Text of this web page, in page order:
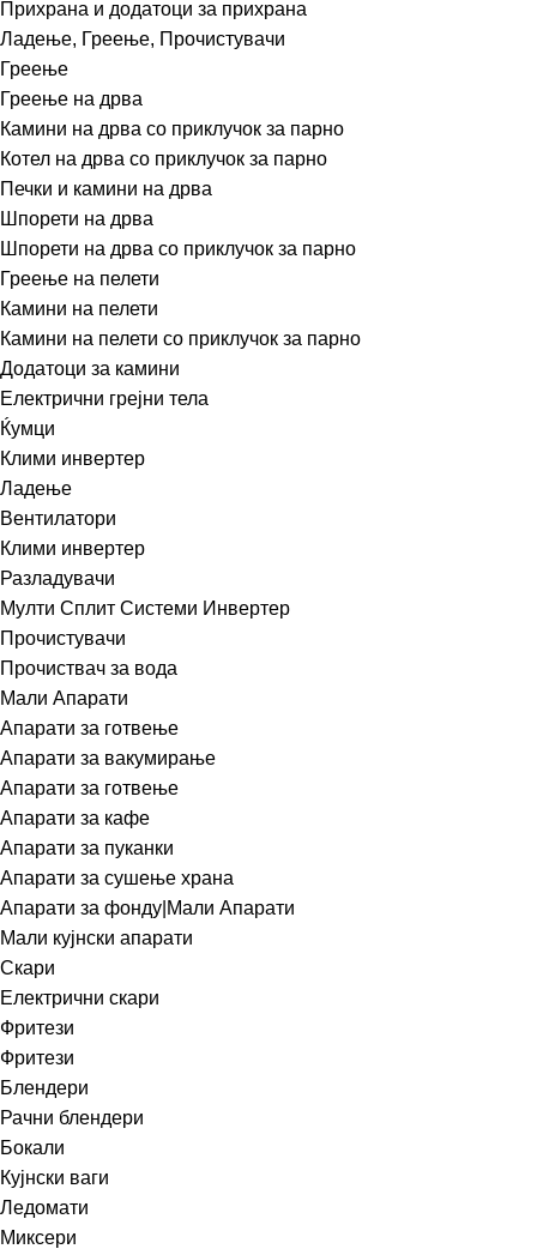
Прихрана и додатоци за прихрана
Ладење, Греење, Прочистувачи
Греење
Греење на дрва
Камини на дрва со приклучок за парно
Котел на дрва со приклучок за парно
Печки и камини на дрва
Шпорети на дрва
Шпорети на дрва со приклучок за парно
Греење на пелети
Камини на пелети
Камини на пелети со приклучок за парно
Додатоци за камини
Електрични грејни тела
Ќумци
Клими инвертер
Ладење
Вентилатори
Клими инвертер
Разладувачи
Мулти Сплит Системи Инвертер
Прочистувачи
Прочиствач за вода
Мали Апарати
Апарати за готвење
Апарати за вакумирање
Апарати за готвење
Апарати за кафе
Апарати за пуканки
Апарати за сушење храна
Апарати за фонду|Мали Апарати
Мали кујнски апарати
Скари
Електрични скари
Фритези
Фритези
Блендери
Рачни блендери
Бокали
Кујнски ваги
Ледомати
Миксери